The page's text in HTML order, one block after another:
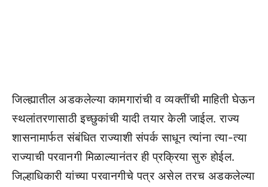
जिल्ह्यातील अडकलेल्या कामगारांची व व्यक्तींची माहिती घेऊन
स्थलांतरणासाठी इच्छुकांची यादी तयार केली जाईल. राज्य
शासनामार्फत संबंधित राज्याशी संपर्क साधून त्यांना त्या-त्या
राज्याची परवानगी मिळाल्यानंतर ही प्रक्रिया सुरु होईल.
जिल्हाधिकारी यांच्या परवानगीचे पत्र असेल तरच अडकलेल्या